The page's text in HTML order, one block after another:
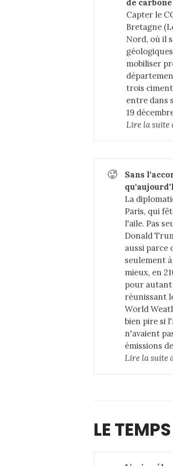
de carbone
Capter le
Bretagne
Nord, où il
mobiliser
trois
entre dans
19
Lire la suite
🥵
Sans
La
Paris, qui
l'aile. Pas
Donald
aussi parce
seulement
mieux, en
pour autant
réunissant
World
bien pire si
n'avaient
émissions
Lire la suite
LE TEMPS